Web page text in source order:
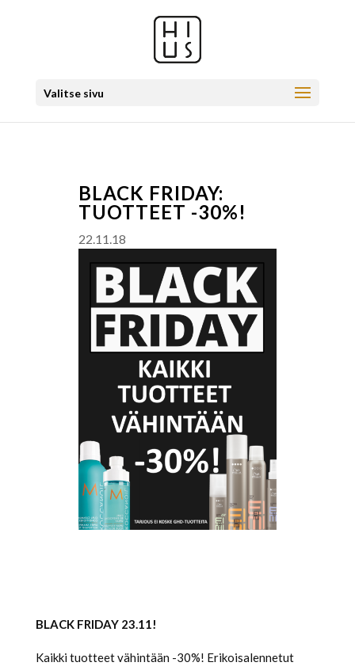
Valitse sivu
BLACK FRIDAY:
TUOTTEET -30%!
22.11.18
BLACK FRIDAY 23.11!
Kaikki tuotteet vähintään -30%! Erikoisalennetut